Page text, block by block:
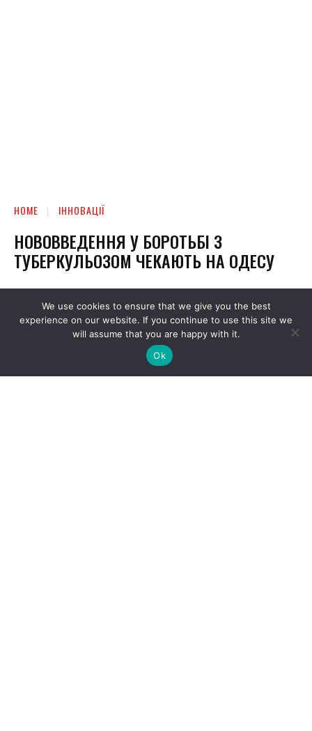
We use cookies to ensure that we give you the best
experience on our website. If you continue to use this site we
will assume that you are happy with it.
Ok